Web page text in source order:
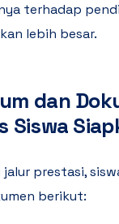
terhadap
lebih besar.
dan
Siswa
prestasi,
berikut: